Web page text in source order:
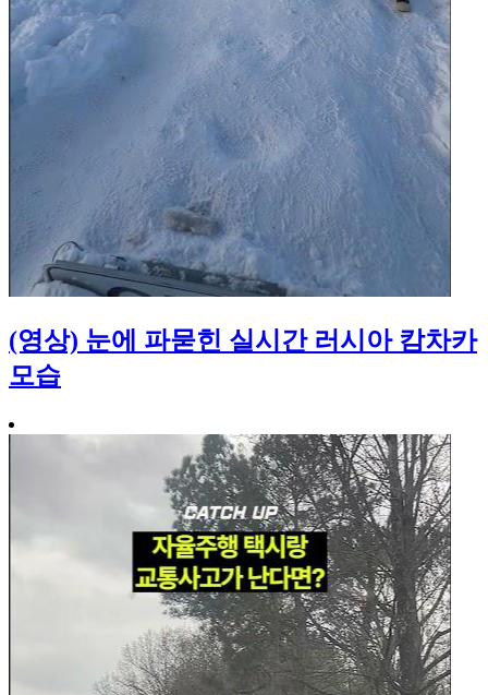
(영상) 눈에 파묻힌 실시간 러시아 캄차카
모습